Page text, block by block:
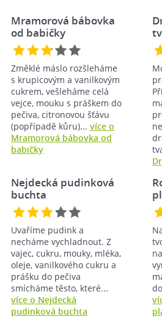
Mramorová bábovka
od babičky
Změklé máslo rozšleháme
s krupicovým a vanilkovým
cukrem, vešleháme celá
vejce, mouku s práškem do
pečiva, citronovou šťávu
(popřípadě kůru)... více o
Mramorová bábovka od
babičky
Nejdecká pudinková
buchta
Uvaříme pudink a
necháme vychladnout. Z
vajec, cukru, mouky, mléka,
oleje, vanilkového cukru a
prášku do pečiva
smícháme těsto, které...
více o Nejdecká
pudinková buchta